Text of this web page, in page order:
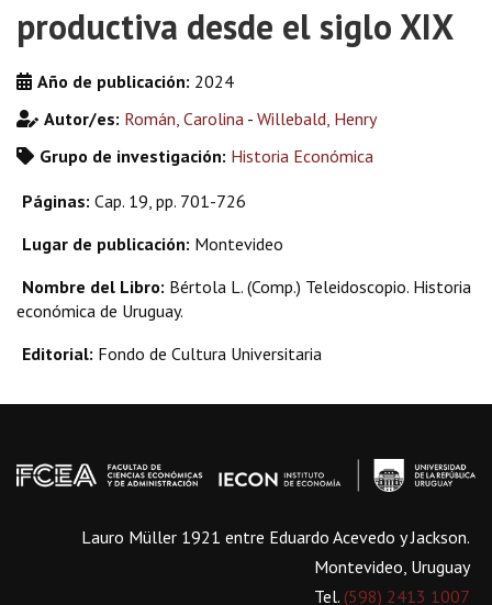
productiva desde el siglo XIX
Año de publicación: 2024
Autor/es: Román, Carolina - Willebald, Henry
Grupo de investigación: Historia Económica
Páginas: Cap. 19, pp. 701-726
Lugar de publicación: Montevideo
Nombre del Libro: Bértola L. (Comp.) Teleidoscopio. Historia
económica de Uruguay.
Editorial: Fondo de Cultura Universitaria
Lauro Müller 1921 entre Eduardo Acevedo y Jackson.
Montevideo, Uruguay
Tel. (598) 2413 1007